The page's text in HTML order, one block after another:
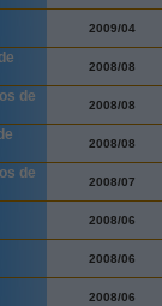
2009/04
2008/08
de
2008/08
2008/08
de
2008/07
2008/06
2008/06
2008/06